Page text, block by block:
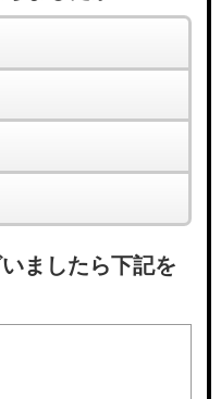
ましたら下記を